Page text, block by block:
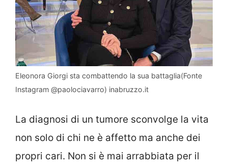
Eleonora Giorgi sta combattendo la sua battaglia(Fonte
Instagram @paolociavarro) inabruzzo.it
La diagnosi di un tumore sconvolge la vita
non solo di chi ne è affetto ma anche dei
propri cari. Non si è mai arrabbiata per il